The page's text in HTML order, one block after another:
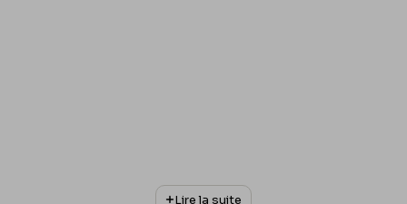
Lire la suite